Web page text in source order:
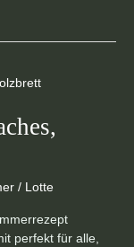
/ Lotte
perfekt für alle,